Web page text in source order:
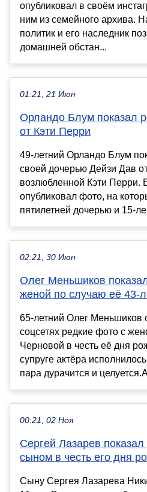
опубликовал в своём
ним из семейного архива.
политик и его наследник
домашней обстан...
01:21, 21 Июн
Орландо Блум показал
от Кэти Перри
49-летний Орландо Блум
своей дочерью Дейзи Дав
возлюбленной Кэти Перри.
опубликовал фото, на
пятилетней дочерью и 15-
02:21, 30 Июн
Олег Меньшиков
женой по случаю её 43-
65-летний Олег Меньшиков
соцсетях редкие фото с
Черновой в честь её дня
супруге актёра
пара дурачится и
00:21, 02 Ноя
Сергей Лазарев
сыном в честь его дня
Сыну Сергея Лазарева